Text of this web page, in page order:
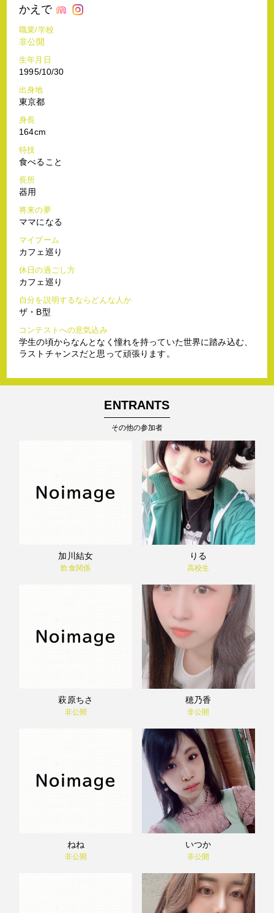
かえで
職業/学校
非公開
生年月日
1995/10/30
出身地
東京都
身長
164cm
特技
食べること
長所
器用
将来の夢
ママになる
マイブーム
カフェ巡り
休日の過ごし方
カフェ巡り
自分を説明するならどんな人か
ザ・B型
コンテストへの意気込み
学生の頃からなんとなく憧れを持っていた世界に踏み込む、
ラストチャンスだと思って頑張ります。
ENTRANTS
その他の参加者
加川結女
飲食関係
りる
高校生
萩原ちさ
非公開
穂乃香
非公開
ねね
非公開
いつか
非公開